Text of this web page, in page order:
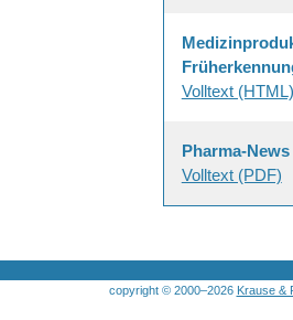
Volltext (HTML)
Pharma-News
Volltext (PDF)
copyright © 2000–2026 Krause &